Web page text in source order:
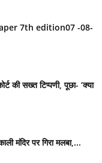
7th edition07 -08-
की सख्त टिप्पणी, पूछा- ‘क्या
मंदिर पर गिरा मलबा,...